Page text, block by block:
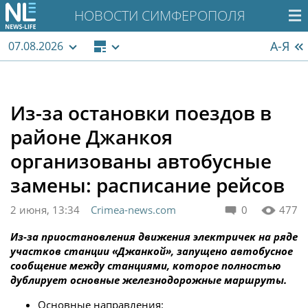
НОВОСТИ СИМФЕРОПОЛЯ
07.08.2026 А-Я
Из-за остановки поездов в
районе Джанкоя
организованы автобусные
замены: расписание рейсов
0 477
2 июня, 13:34
Crimea-news.com
Из-за приостановления движения электричек на ряде
участков станции «Джанкой», запущено автобусное
сообщение между станциями, которое полностью
дублирует основные железнодорожные маршруты.
Основные направления: